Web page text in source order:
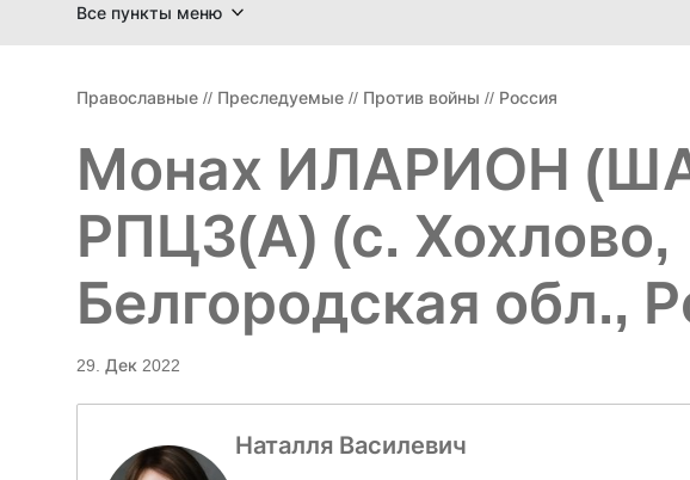
Все пункты меню
Православные // Преследуемые // Против войны // Россия
Монах ИЛАРИОН
РПЦЗ(А) (с. Хохлово,
Белгородская обл.,
29. Дек 2022
Наталля Василевич